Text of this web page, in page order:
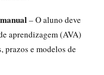
– O aluno deve
aprendizagem (AVA)
prazos e modelos de